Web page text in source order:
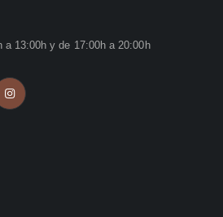
a 13:00h y de 17:00h a 20:00h